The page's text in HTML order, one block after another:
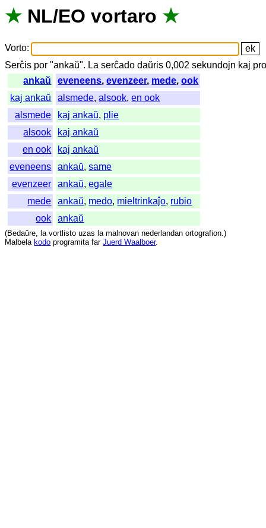
★ NL/EO vortaro ★
Vorto:
Serĉis por "ankaŭ". La serĉado daŭris 0,002sekundojn kaj
ankaŭ
eveneens,evenzeer, mede,ook
kaj ankaŭ
alsmede,alsook,en ook
alsmede
kaj ankaŭ, plie
alsook
kaj ankaŭ
en ook
kaj ankaŭ
eveneens
ankaŭ,same
evenzeer
ankaŭ,egale
mede
ankaŭ, medo, mieltrinkaĵo, rubio
ook
ankaŭ
(Bedaŭre, la vortlisto uzas la malnovan nederlandan ortografion.)
Malbela kodo programita far Juerd Waalboer.